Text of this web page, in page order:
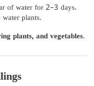
of water for 2–3 days.
water plants.
plants, and vegetables.